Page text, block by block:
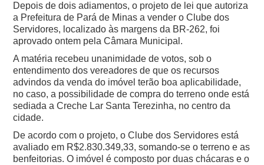
Depois de dois adiamentos, o projeto de lei que autoriza
a Prefeitura de Pará de Minas a vender o Clube dos
Servidores, localizado às margens da BR-262, foi
aprovado ontem pela Câmara Municipal.
A matéria recebeu unanimidade de votos, sob o
entendimento dos vereadores de que os recursos
advindos da venda do imóvel terão boa aplicabilidade,
no caso, a possibilidade de compra do terreno onde está
sediada a Creche Lar Santa Terezinha, no centro da
cidade.
De acordo com o projeto, o Clube dos Servidores está
avaliado em R$2.830.349,33, somando-se o terreno e as
benfeitorias. O imóvel é composto por duas chácaras e o